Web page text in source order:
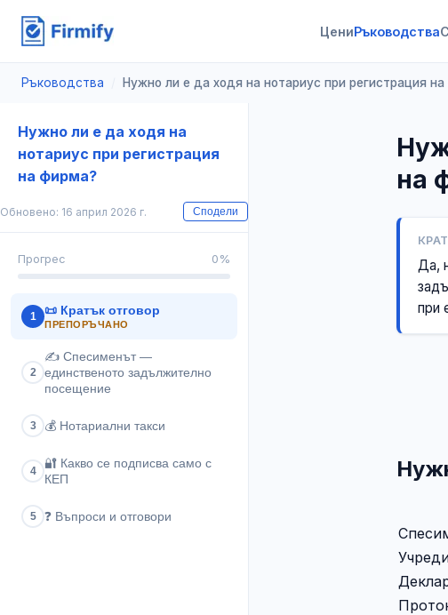
ЦениРъководства
Ръководства Нужно ли е да ходя на нотариус при регистрация
Нужно ли е да ходя на
нотариус при регистрация
на фирма?
Обновено: 16 април 2026 г. Сподели
Прогрес 0 %
1 📜 Кратък отговор
ПРЕПОРЪЧАНО
2
✍️ Спесименът —
единственото задължително
посещение
3 💰 Нотариални такси
4
🔐 Какво се подписва само с
КЕП
5 ❓ Въпроси и отговори
на
Да,
при